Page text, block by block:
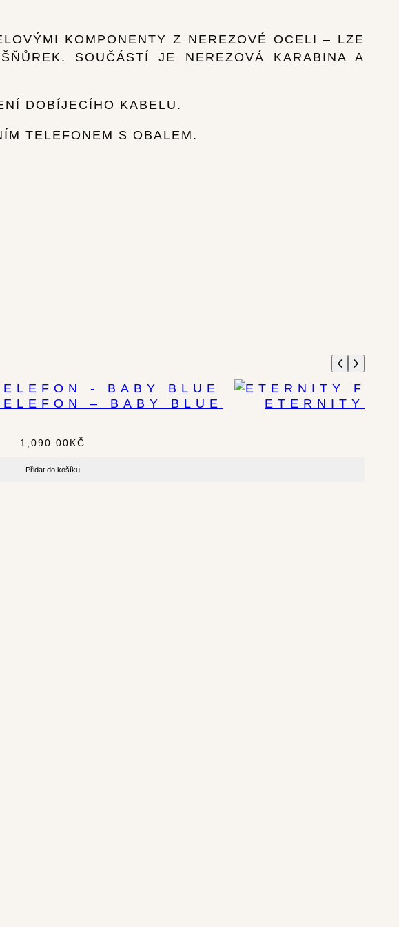
KOMPONENTY Z NEREZOVÉ OCELI – LZE
SOUČÁSTÍ JE NEREZOVÁ KARABINA A
DOBÍJECÍHO KABELU.
TELEFONEM S OBALEM.
– BABY BLUE
1,090.00KČ
Přidat do košíku
ETERNITY